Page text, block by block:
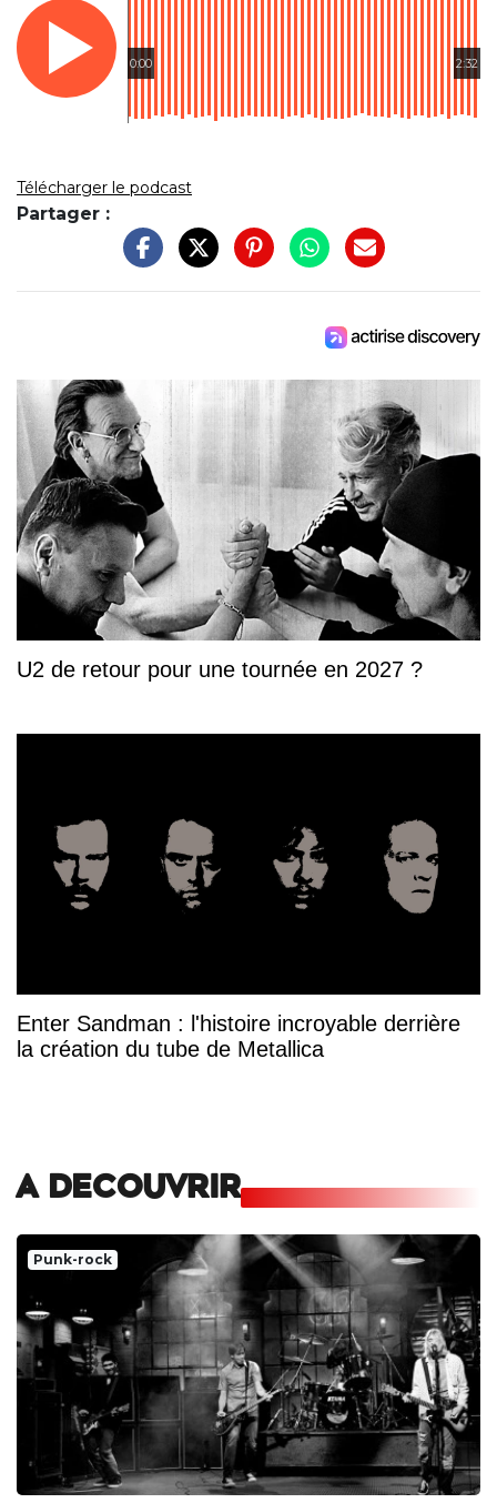
0:00 2:32
Télécharger le podcast
Partager :
U2 de retour pour une tournée en 2027 ?
Enter Sandman : l'histoire incroyable derrière
la création du tube de Metallica
A DECOUVRIR
Punk-rock